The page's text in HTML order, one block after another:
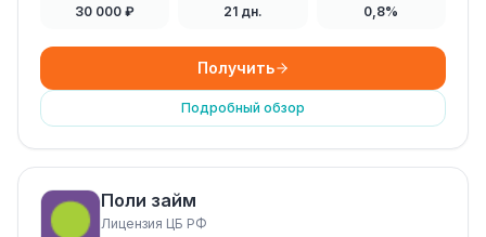
30 000 ₽ 21 дн. 0,8%
Получить
Подробный обзор
Поли займ
Лицензия ЦБ РФ